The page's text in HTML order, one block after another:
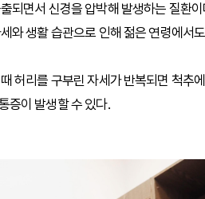
되면서 신경을 압박해 발생하는 질환
와 생활 습관으로 인해 젊은 연령에서
허리를 구부린 자세가 반복되면 척추
증이 발생할 수 있다.